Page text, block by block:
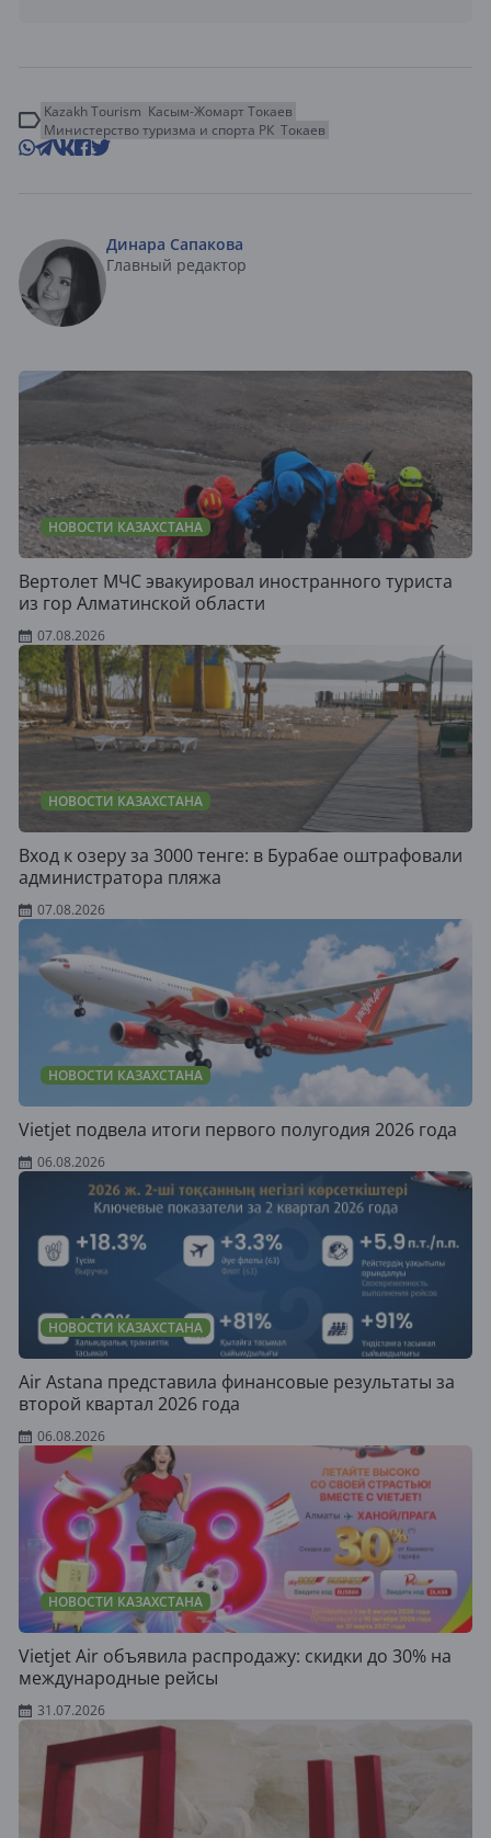
Kazakh Tourism Касым-Жомарт Токаев
Министерство туризма и спорта РК Токаев
Динара Сапакова
Главный редактор
НОВОСТИ КАЗАХСТАНА
Вертолет МЧС эвакуировал иностранного туриста
из гор Алматинской области
07.08.2026
НОВОСТИ КАЗАХСТАНА
Вход к озеру за 3000 тенге: в Бурабае оштрафовали
администратора пляжа
07.08.2026
НОВОСТИ КАЗАХСТАНА
Vietjet подвела итоги первого полугодия 2026 года
06.08.2026
НОВОСТИ КАЗАХСТАНА
Air Astana представила финансовые результаты за
второй квартал 2026 года
06.08.2026
НОВОСТИ КАЗАХСТАНА
Vietjet Air объявила распродажу: скидки до 30% на
международные рейсы
31.07.2026